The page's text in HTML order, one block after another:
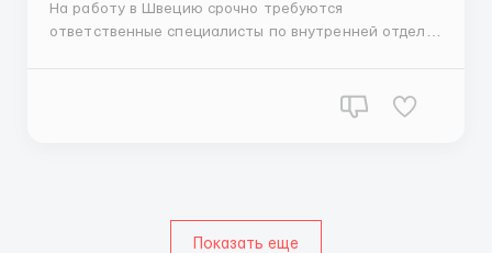
На работу в Швецию срочно требуются
ответственные специалисты по внутренней отделке
Показать еще